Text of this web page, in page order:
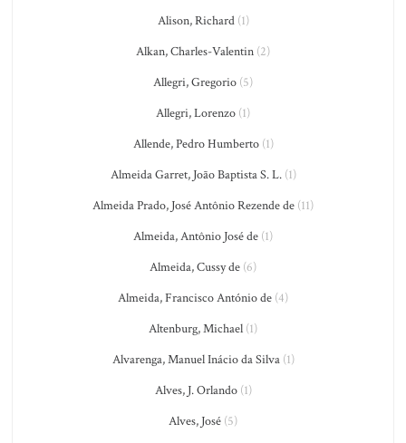
Alison, Richard(1)
Alkan, Charles-Valentin (2)
Allegri, Gregorio (5)
Allegri, Lorenzo (1)
Allende, Pedro Humberto(1)
Almeida Garret, João Baptista S. L.(1)
Almeida Prado, José Antônio Rezende de (11)
Almeida, Antônio José de (1)
Almeida, Cussy de (6)
Almeida, Francisco António de (4)
Altenburg, Michael (1)
Alvarenga, Manuel Inácio da Silva(1)
Alves, J. Orlando(1)
Alves, José (5)